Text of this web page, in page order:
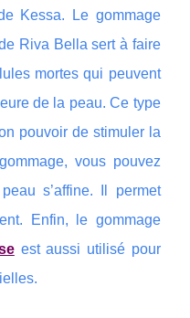
Kessa. Le gommage
Riva Bella sert à faire
mortes qui peuvent
de la peau. Ce type
pouvoir de stimuler la
vous pouvez
s’affine. Il permet
Enfin, le gommage
est aussi utilisé pour